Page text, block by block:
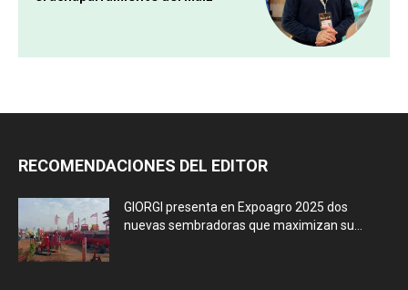
RECOMENDACIONES DEL EDITOR
GIORGI presenta en Expoagro 2025 dos
nuevas sembradoras que maximizan su...